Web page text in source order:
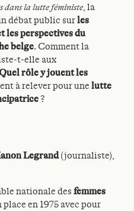
dans la lutte féministe, la
débat public surles
les perspectives du
belge. Comment la
t-elle aux
rôle y jouent les
à relever pour une lutte
?
Legrand(journaliste),
nationale des femmes
en 1975 avec pour